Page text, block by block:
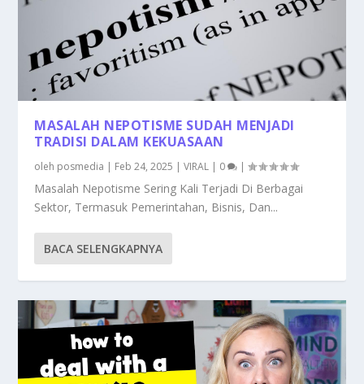
MASALAH NEPOTISME SUDAH MENJADI
TRADISI DALAM KEKUASAAN
oleh posmedia | Feb 24, 2025 |VIRAL | 0 |
Masalah Nepotisme Sering Kali Terjadi Di Berbagai
Sektor, Termasuk Pemerintahan, Bisnis, Dan...
BACA SELENGKAPNYA